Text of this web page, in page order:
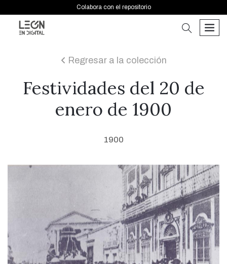
Colabora con el repositorio
buscar
icon
Regresar a la colección
Festividades del 20 de
enero de 1900
1900